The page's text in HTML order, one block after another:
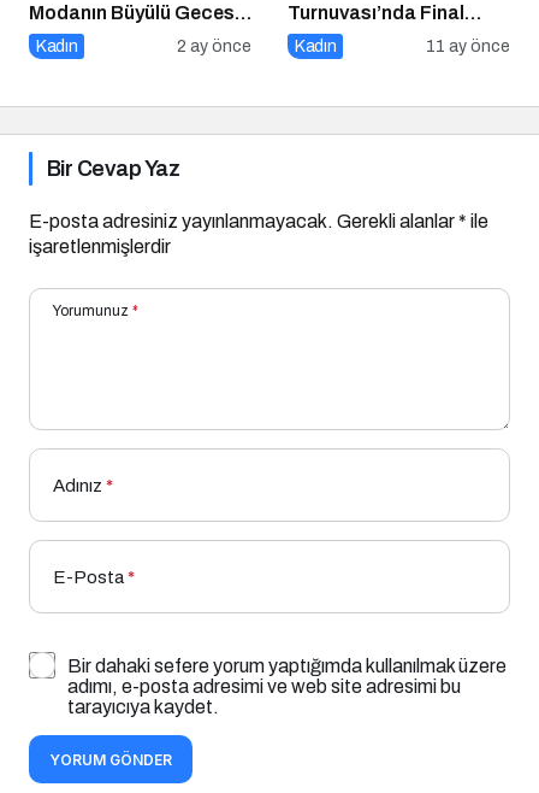
Modanın Büyülü Gecesi:
Cihan Nacar Defilesi
Kadın 2 ay önce
Turnuvası’nda Final
Heyecanı Eurosport’ta!
Kadın 11 ay önce
Bir Cevap Yaz
E-posta adresiniz yayınlanmayacak. Gerekli alanlar* ile
işaretlenmişlerdir
Yorumunuz *
Adınız *
E-Posta*
Bir dahaki sefere yorum yaptığımda kullanılmak üzere
adımı, e-posta adresimi ve web site adresimi bu
tarayıcıya kaydet.
YORUM GÖNDER